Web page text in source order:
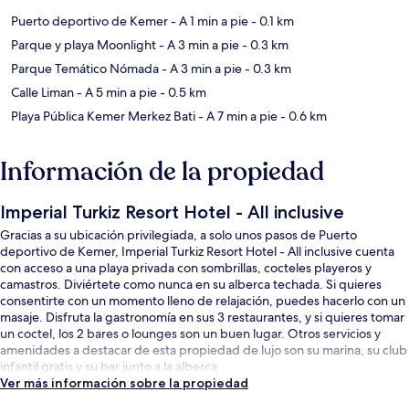
Puerto deportivo de Kemer- A 1 min a pie- 0.1 km
Parque y playa Moonlight- A 3 min a pie- 0.3 km
Parque Temático Nómada- A 3 min a pie- 0.3 km
Calle Liman- A 5 min a pie- 0.5 km
Playa Pública Kemer Merkez Bati- A 7 min a pie- 0.6 km
Información de la propiedad
Imperial Turkiz Resort Hotel - All inclusive
Gracias a su ubicación privilegiada, a solo unos pasos de Puerto
deportivo de Kemer, Imperial Turkiz Resort Hotel - All inclusive cuenta
con acceso a una playa privada con sombrillas, cocteles playeros y
camastros. Diviértete como nunca en su alberca techada. Si quieres
consentirte con un momento lleno de relajación, puedes hacerlo con un
masaje. Disfruta la gastronomía en sus 3 restaurantes, y si quieres tomar
un coctel, los 2 bares o lounges son un buen lugar. Otros servicios y
amenidades a destacar de esta propiedad de lujo son su marina, su club
infantil gratis y su bar junto a la alberca.
Ver más información sobre la propiedad